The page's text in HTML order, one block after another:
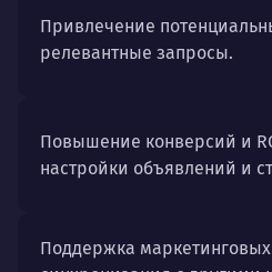
Привлечение
релевантные запросы.
Повышение конверсий и
настройки объявлений и
Поддержка маркетинговых